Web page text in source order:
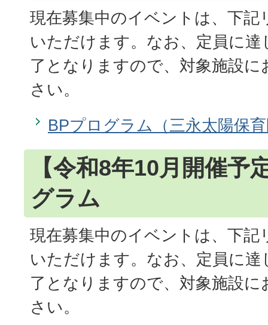
現在募集中のイベントは、下記
いただけます。なお、定員に達
了となりますので、対象施設
さい。
BPプログラム（三永太陽保
【令和8年10月開催予
グラム
現在募集中のイベントは、下記
いただけます。なお、定員に達
了となりますので、対象施設
さい。